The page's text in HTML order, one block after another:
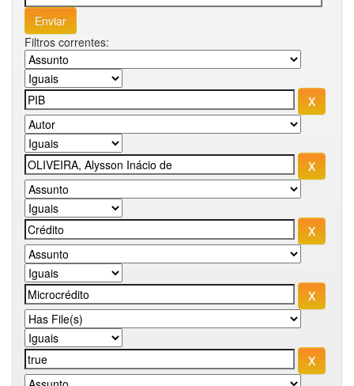
Filtros correntes: